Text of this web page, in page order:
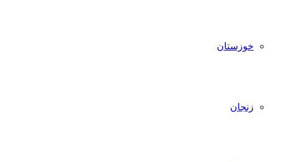
خوزستان
زنجان